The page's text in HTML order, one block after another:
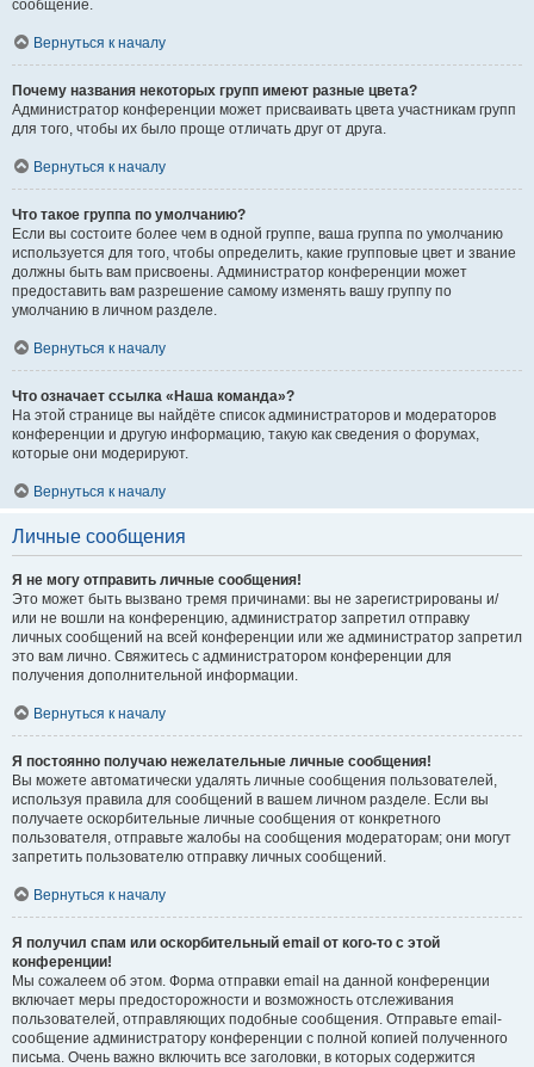
сообщение.
Вернуться к началу
Почему названия некоторых групп имеют разные цвета?
Администратор конференции может присваивать цвета участникам групп
для того, чтобы их было проще отличать друг от друга.
Вернуться к началу
Что такое группа по умолчанию?
Если вы состоите более чем в одной группе, ваша группа по умолчанию
используется для того, чтобы определить, какие групповые цвет и звание
должны быть вам присвоены. Администратор конференции может
предоставить вам разрешение самому изменять вашу группу по
умолчанию в личном разделе.
Вернуться к началу
Что означает ссылка «Наша команда»?
На этой странице вы найдёте список администраторов и модераторов
конференции и другую информацию, такую как сведения о форумах,
которые они модерируют.
Вернуться к началу
Личные сообщения
Я не могу отправить личные сообщения!
Это может быть вызвано тремя причинами: вы не зарегистрированы и/
или не вошли на конференцию, администратор запретил отправку
личных сообщений на всей конференции или же администратор запретил
это вам лично. Свяжитесь с администратором конференции для
получения дополнительной информации.
Вернуться к началу
Я постоянно получаю нежелательные личные сообщения!
Вы можете автоматически удалять личные сообщения пользователей,
используя правила для сообщений в вашем личном разделе. Если вы
получаете оскорбительные личные сообщения от конкретного
пользователя, отправьте жалобы на сообщения модераторам; они могут
запретить пользователю отправку личных сообщений.
Вернуться к началу
Я получил спам или оскорбительный email от кого-то с этой
конференции!
Мы сожалеем об этом. Форма отправки email на данной конференции
включает меры предосторожности и возможность отслеживания
пользователей, отправляющих подобные сообщения. Отправьте email-
сообщение администратору конференции с полной копией полученного
письма. Очень важно включить все заголовки, в которых содержится